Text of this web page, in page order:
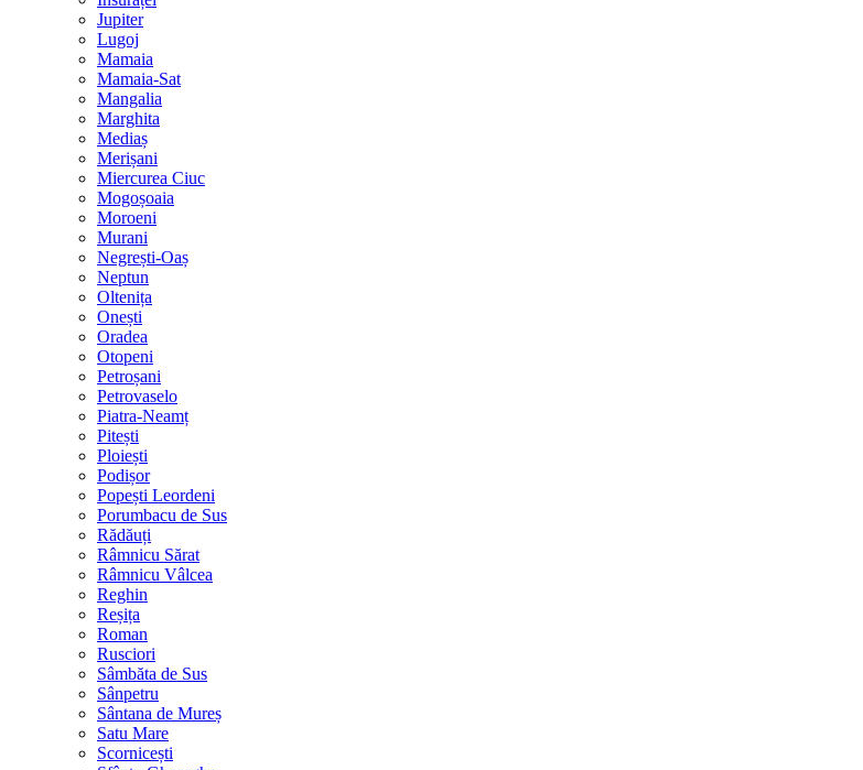
Jupiter
Lugoj
Mamaia
Mamaia-Sat
Mangalia
Marghita
Mediaș
Merișani
Miercurea Ciuc
Mogoșoaia
Moroeni
Murani
Negrești-Oaș
Neptun
Oltenița
Onești
Oradea
Otopeni
Petroșani
Petrovaselo
Piatra-Neamț
Pitești
Ploiești
Podișor
Popești Leordeni
Porumbacu de Sus
Rădăuți
Râmnicu Sărat
Râmnicu Vâlcea
Reghin
Reșița
Roman
Rusciori
Sâmbăta de Sus
Sânpetru
Sântana de Mureș
Satu Mare
Scornicești